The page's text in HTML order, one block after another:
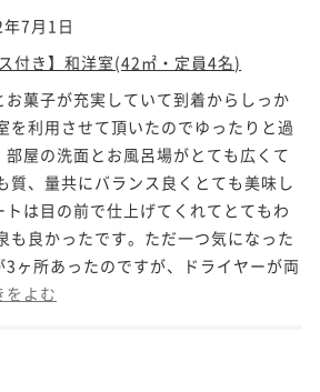
7月1日
ス付き】和洋室(42㎡・定員4名)
お菓子が充実していて到着からしっか
を利用させて頂いたのでゆったりと過
屋の洗面とお風呂場がとても広くて
質、量共にバランス良くとても美味し
トは目の前で仕上げてくれてとてもわ
も良かったです。ただ一つ気になった
ヶ所あったのですが、ドライヤーが両
をよむ